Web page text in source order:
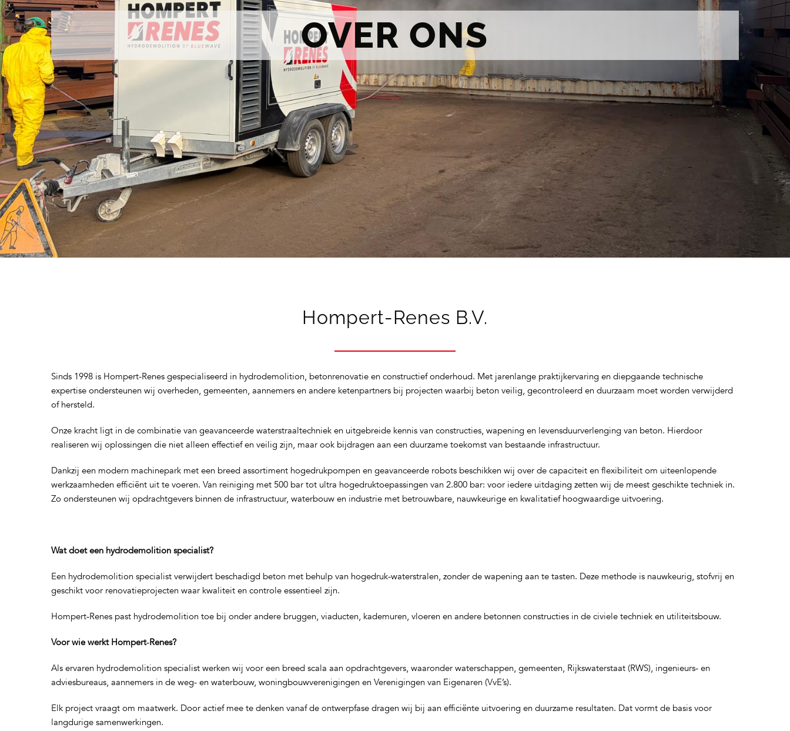
OVER ONS
Hompert-Renes B.V.
Sinds 1998 is Hompert-Renes gespecialiseerd in hydrodemolition, betonrenovatie en constructief onderhoud. Met jarenlange praktijkervaring en diepgaande technische
expertise ondersteunen wij overheden, gemeenten, aannemers en andere ketenpartners bij projecten waarbij beton veilig, gecontroleerd en duurzaam moet worden verwijderd
of hersteld.
Onze kracht ligt in de combinatie van geavanceerde waterstraaltechniek en uitgebreide kennis van constructies, wapening en levensduurverlenging van beton. Hierdoor
realiseren wij oplossingen die niet alleen effectief en veilig zijn, maar ook bijdragen aan een duurzame toekomst van bestaande infrastructuur.
Dankzij een modern machinepark met een breed assortiment hogedrukpompen en geavanceerde robots beschikken wij over de capaciteit en flexibiliteit om uiteenlopende
werkzaamheden efficiënt uit te voeren. Van reiniging met 500 bar tot ultra hogedruktoepassingen van 2.800 bar: voor iedere uitdaging zetten wij de meest geschikte techniek in.
Zo ondersteunen wij opdrachtgevers binnen de infrastructuur, waterbouw en industrie met betrouwbare, nauwkeurige en kwalitatief hoogwaardige uitvoering.
Wat doet een hydrodemolition specialist?
Een hydrodemolition specialist verwijdert beschadigd beton met behulp van hogedruk‑waterstralen, zonder de wapening aan te tasten. Deze methode is nauwkeurig, stofvrij en
geschikt voor renovatieprojecten waar kwaliteit en controle essentieel zijn.
Hompert‑Renes past hydrodemolition toe bij onder andere bruggen, viaducten, kademuren, vloeren en andere betonnen constructies in de civiele techniek en utiliteitsbouw.
Voor wie werkt Hompert‑Renes?
Als ervaren hydrodemolition specialist werken wij voor een breed scala aan opdrachtgevers, waaronder waterschappen, gemeenten, Rijkswaterstaat (RWS), ingenieurs‑ en
adviesbureaus, aannemers in de weg‑ en waterbouw, woningbouwverenigingen en Verenigingen van Eigenaren (VvE’s).
Elk project vraagt om maatwerk. Door actief mee te denken vanaf de ontwerpfase dragen wij bij aan efficiënte uitvoering en duurzame resultaten. Dat vormt de basis voor
langdurige samenwerkingen.